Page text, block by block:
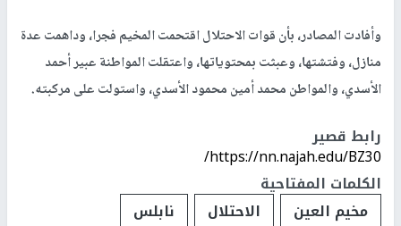
وأفادت المصادر، بأن قوات الاحتلال اقتحمت المخيم فجرا، وداهمت عدة
منازل، وفتشتها، وعبثت بمحتوياتها، واعتقلت المواطنة عبير أحمد
الأسدي، والمواطن محمد أمين محمود الأسدي، واستولت على مركبته.
رابط قصير
https://nn.najah.edu/BZ30/
الكلمات المفتاحية
مخيم العين
الاحتلال نابلس